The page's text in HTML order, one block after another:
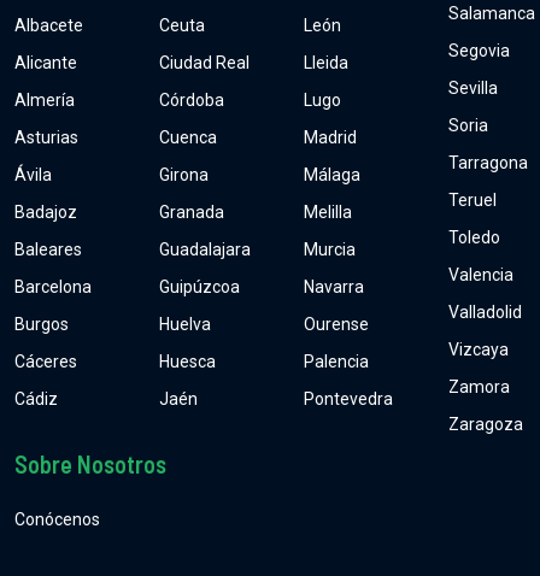
Albacete
Alicante
Almería
Asturias
Ávila
Badajoz
Baleares
Barcelona
Burgos
Cáceres
Cádiz
Ceuta
Ciudad Real
Córdoba
Cuenca
Girona
Granada
Guadalajara
Guipúzcoa
Huelva
Huesca
Jaén
León
Lleida
Lugo
Madrid
Málaga
Melilla
Murcia
Navarra
Ourense
Palencia
Pontevedra
Salamanca
Segovia
Sevilla
Soria
Tarragona
Teruel
Toledo
Valencia
Valladolid
Vizcaya
Zamora
Zaragoza
Sobre Nosotros
Conócenos